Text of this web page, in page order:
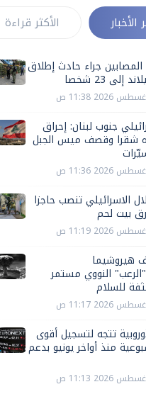
الأخبار الأكثر قراءة
المصابين جراء حادث إطلاق
إلى 23 شخصا
جنوب لبنان: إحراق
شقرا وقصف ميس الجبل
الاسرائيلي تنصب حاجزا
بيت لحم
هيروشيما
النووي مستمر
للسلام
تتجه لتسجيل أقوى
منذ أواخر يونيو بدعم